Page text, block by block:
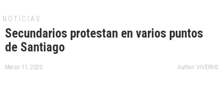
NOTICIAS
Secundarios protestan en varios puntos
de Santiago
Marzo 11, 2020 Author: VIVEPAIS